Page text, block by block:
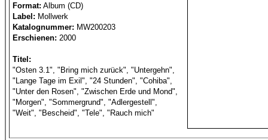
Format: Album (CD)
Label: Mollwerk
Katalognummer: MW200203
Erschienen: 2000
Titel:
"Osten 3.1", "Bring mich zurück", "Untergehn",
"Lange Tage im Exil", "24 Stunden", "Cohiba",
"Unter den Rosen", "Zwischen Erde und Mond",
"Morgen", "Sommergrund", "Adlergestell",
"Weit", "Bescheid", "Tele", "Rauch mich"